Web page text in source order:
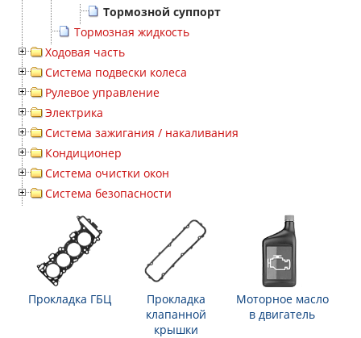
Тормозной суппорт
Тормозная жидкость
Ходовая часть
Система подвески колеса
Рулевое управление
Электрика
Система зажигания / накаливания
Кондиционер
Система очистки окон
Система безопасности
Прокладка ГБЦ
Прокладка
клапанной
крышки
Моторное масло
в двигатель